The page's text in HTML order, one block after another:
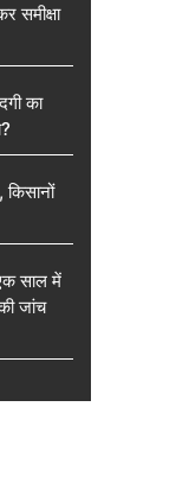
समीक्षा
का
साल में
जांच